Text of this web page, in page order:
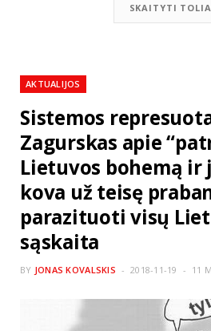
SKAITYTI
AKTUALIJOS
Sistemos
Zagurskas apie
Lietuvos bohemą
kova už teisę
parazituoti visų
sąskaita
BY JONAS KOVALSKIS 2018-11-19 11